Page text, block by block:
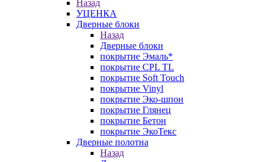
Назад
УЦЕНКА
Дверные блоки
Назад
Дверные блоки
покрытие Эмаль*
покрытие CPL TL
покрытие Soft Touch
покрытие Vinyl
покрытие Эко-шпон
покрытие Глянец
покрытие Бетон
покрытие ЭкоТекс
Дверные полотна
Назад